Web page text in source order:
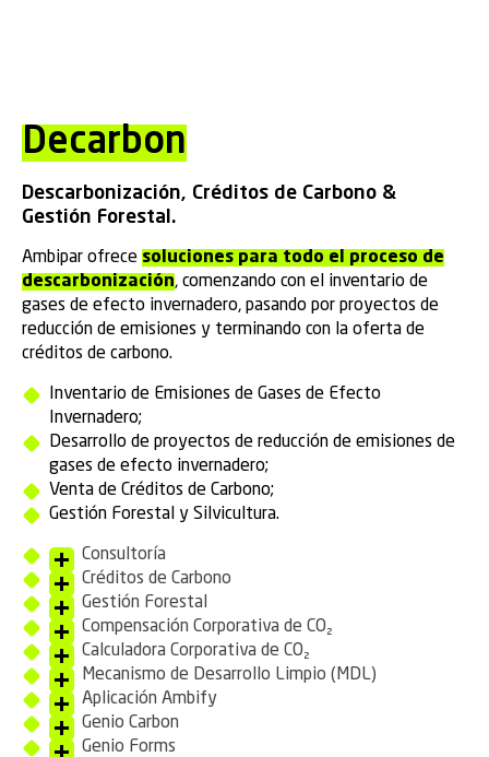
Decarbon
Descarbonización, Créditos de Carbono &
Gestión Forestal.
Ambipar ofrece soluciones para todo el proceso de
descarbonización, comenzando con el inventario de
gases de efecto invernadero, pasando por proyectos de
reducción de emisiones y terminando con la oferta de
créditos de carbono.
Inventario de Emisiones de Gases de Efecto
Invernadero;
Desarrollo de proyectos de reducción de emisiones de
gases de efecto invernadero;
Venta de Créditos de Carbono;
Gestión Forestal y Silvicultura.
Consultoría
Créditos de Carbono
Gestión Forestal
Compensación Corporativa de CO₂
Calculadora Corporativa de CO₂
Mecanismo de Desarrollo Limpio (MDL)
Aplicación Ambify
Genio Carbon
Genio Forms